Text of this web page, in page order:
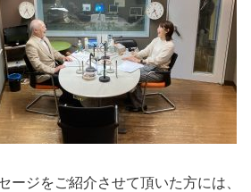
ージをご紹介させて頂いた方には、